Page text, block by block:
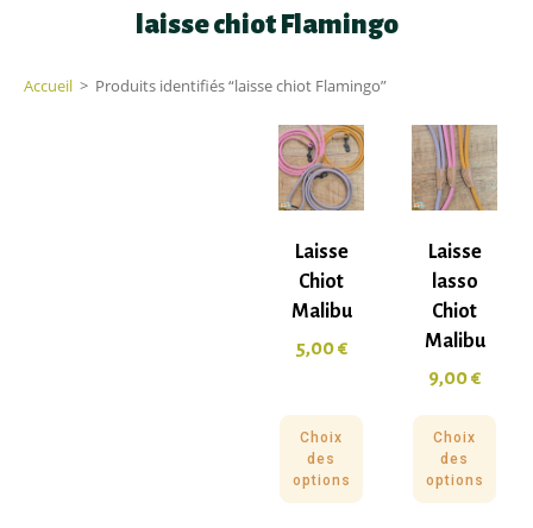
laisse chiot Flamingo
Accueil > Produits identifiés “laisse chiot Flamingo”
Laisse
Chiot
Malibu
5,00€
Choix
des
options
Laisse
lasso
Chiot
Malibu
9,00€
Choix
des
options